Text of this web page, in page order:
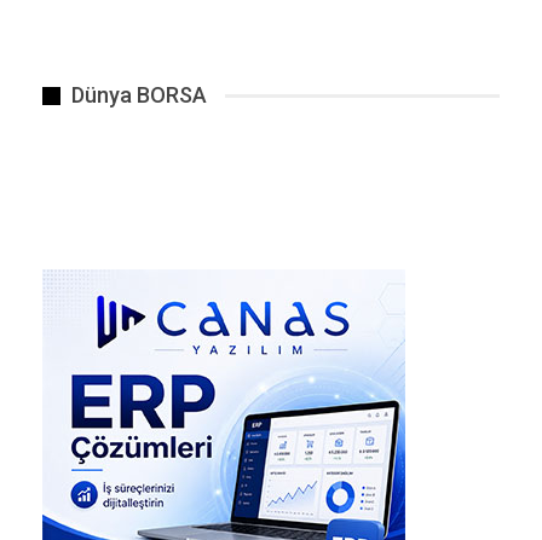
bankanın kritik operasyonlarına ve risk
yönetimine daha fazla kaynak ayırmak isteniyor.
ANZ, “non-financial risk management” (finans
dışı risk yönetimi) uygulamalarını
güçlendireceğini de söylemiş durumda. Yani
sadece mali performans değil, yönetim kültürü,
piyasa ve düzenleyici beklentiler gibi alanlarda
da iyileştirmeler planlanıyor.
Dünya BORSA